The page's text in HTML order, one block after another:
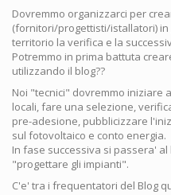
Dovremmo organizzarci per
(fornitori/progettisti/istallatori)
territorio la verifica e la
Potremmo in prima battuta
utilizzando il blog??
Noi "tecnici" dovremmo iniziare
locali, fare una selezione,
pre-adesione, pubblicizzare
sul fotovoltaico e conto energia.
In fase successiva si passera'
"progettare gli impianti".
C'e' tra i frequentatori del Blog